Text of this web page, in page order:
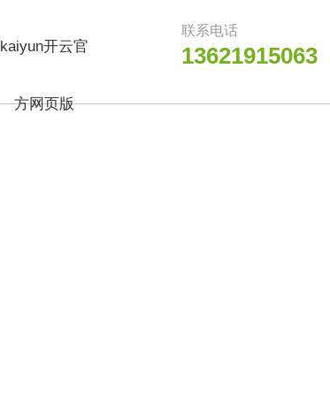
kaiyun开云官
方网页版
联系电话
13621915063